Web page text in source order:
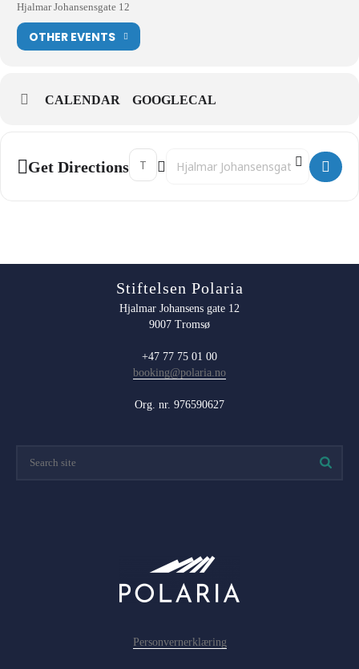
Hjalmar Johansensgate 12
OTHER EVENTS
CALENDAR GOOGLECAL
Get Directions
Address - 11:45 Bak kulissene på Polaria []
Destination Address - 11:45 Bak
Stiftelsen Polaria
Hjalmar Johansens gate 12
9007 Tromsø
+47 77 75 01 00
booking@polaria.no
Org. nr. 976590627
Personvernerklæring